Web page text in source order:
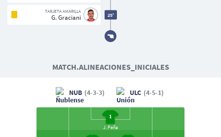
25'
TARJETA AMARILLA
G. Graciani
MATCH.ALINEACIONES_INICIALES
NUB (4-3-3) ULC (4-5-1)
1
J. Peña